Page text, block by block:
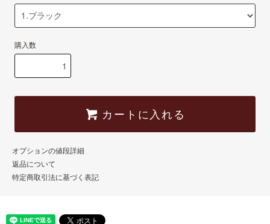
購入数
カートに入れる
オプションの値段詳細
返品について
特定商取引法に基づく表記